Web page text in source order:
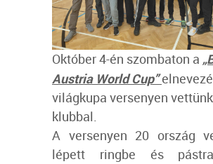
Október 4-én szombaton a
Austria World Cup”
világkupa versenyen
klubbal.
A versenyen 20 ország
lépett ringbe és